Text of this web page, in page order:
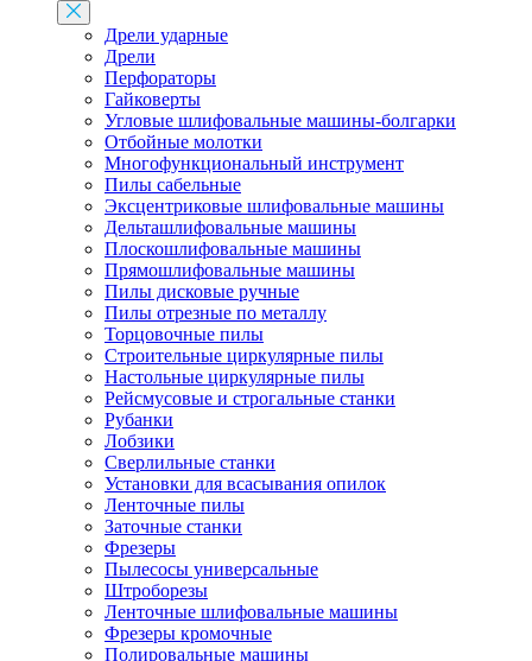
Дрели ударные
Дрели
Перфораторы
Гайковерты
Угловые шлифовальные машины-болгарки
Отбойные молотки
Многофункциональный инструмент
Пилы сабельные
Эксцентриковые шлифовальные машины
Дельташлифовальные машины
Плоскошлифовальные машины
Прямошлифовальные машины
Пилы дисковые ручные
Пилы отрезные по металлу
Торцовочные пилы
Строительные циркулярные пилы
Настольные циркулярные пилы
Рейсмусовые и строгальные станки
Рубанки
Лобзики
Сверлильные станки
Установки для всасывания опилок
Ленточные пилы
Заточные станки
Фрезеры
Пылесосы универсальные
Штроборезы
Ленточные шлифовальные машины
Фрезеры кромочные
Полировальные машины